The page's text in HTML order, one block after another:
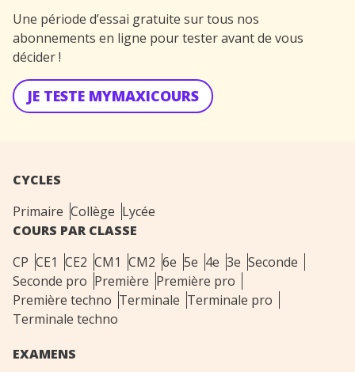
Une période d’essai gratuite sur tous nos
abonnements en ligne pour tester avant de vous
décider !
JE TESTE MYMAXICOURS
CYCLES
Primaire Collège Lycée
COURS PAR CLASSE
CP CE1 CE2 CM1 CM2 6e 5e 4e 3e Seconde
Seconde pro Première Première pro
Première techno Terminale Terminale pro
Terminale techno
EXAMENS